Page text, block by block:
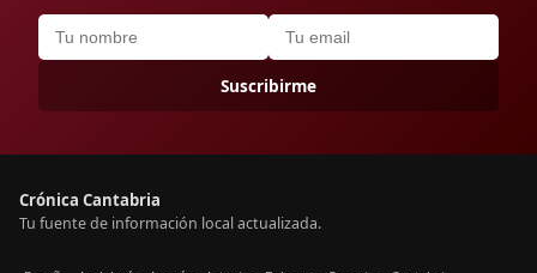
Suscribirme
Crónica Cantabria
Tu fuente de información local actualizada.